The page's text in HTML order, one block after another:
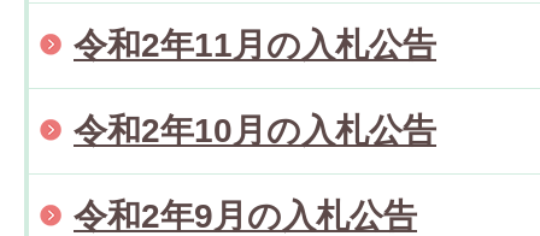
令和2年11月の入札公告
令和2年10月の入札公告
令和2年9月の入札公告